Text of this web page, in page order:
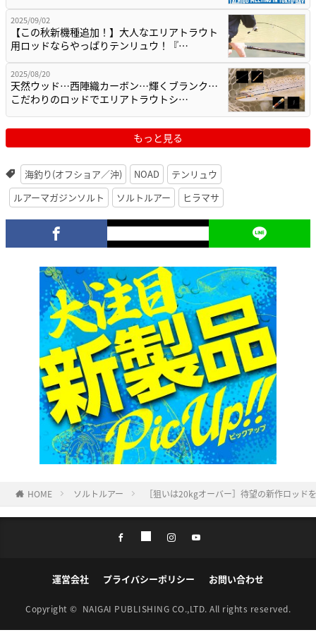
2025/09/02
【この秋新機種追加！】大人なエリアトラウト
用ロッドならやっぱりテンリュウ！『…
2025/08/20
天然ウッド…西陣織カーボン…輝くブランク…
こだわりのロッドでエリアトラウトシ…
もっと見る
海釣り(オフショア／沖) NOAD
テンリュウ
ルアーマガジンソルト
ソルトルアー ヒラマサ
HOME ソルトルアー ［狙いは20kgオーバー］待望の新作ロッド
運営会社 プライバシーポリシー お問い合わせ
Copyright © NAIGAI PUBLISHING CO.,LTD. All rights reserved.